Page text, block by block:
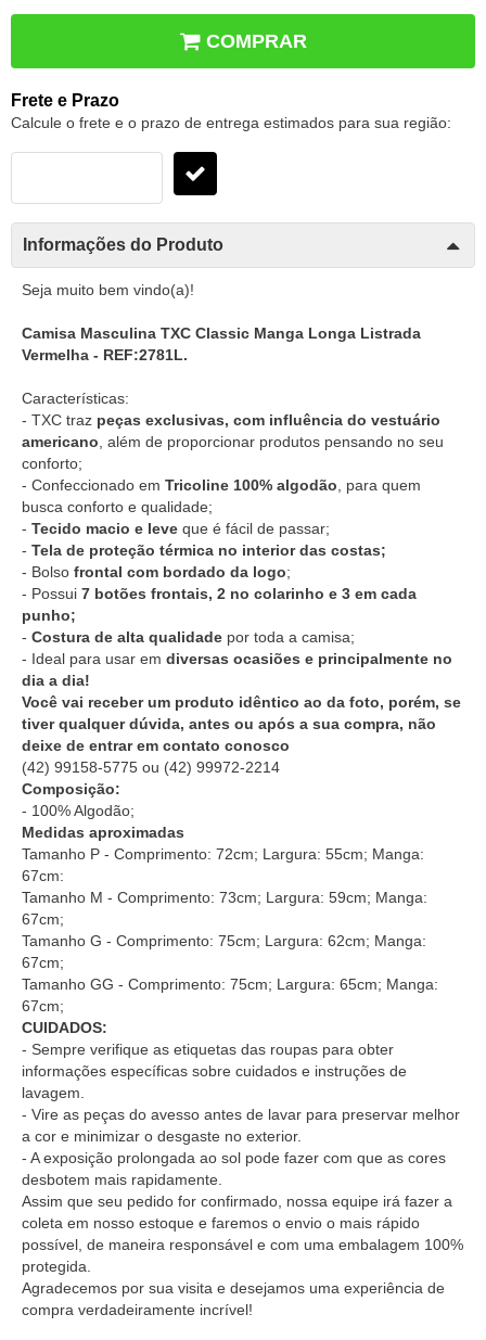
COMPRAR
Frete e Prazo
Calcule o frete e o prazo de entrega estimados para sua região:
Informações do Produto
Seja muito bem vindo(a)!
Camisa Masculina TXC Classic Manga Longa Listrada
Vermelha - REF:2781L.
Características:
- TXC traz peças exclusivas, com influência do vestuário
americano , além de proporcionar produtos pensando no seu
conforto;
- Confeccionado em Tricoline 100% algodão , para quem
busca conforto e qualidade;
- Tecido macio e leve que é fácil de passar;
- Tela de proteção térmica no interior das costas;
- Bolso frontal com bordado da logo;
- Possui 7 botões frontais, 2 no colarinho e 3 em cada
punho;
- Costura de alta qualidade por toda a camisa;
- Ideal para usar em diversas ocasiões e principalmente no
dia a dia!
Você vai receber um produto idêntico ao da foto, porém, se
tiver qualquer dúvida, antes ou após a sua compra, não
deixe de entrar em contato conosco
(42) 99158-5775 ou (42) 99972-2214
Composição:
- 100% Algodão;
Medidas aproximadas
Tamanho P - Comprimento: 72cm; Largura: 55cm; Manga:
67cm:
Tamanho M - Comprimento: 73cm; Largura: 59cm; Manga:
67cm;
Tamanho G - Comprimento: 75cm; Largura: 62cm; Manga:
67cm;
Tamanho GG - Comprimento: 75cm; Largura: 65cm; Manga:
67cm;
CUIDADOS:
- Sempre verifique as etiquetas das roupas para obter
informações específicas sobre cuidados e instruções de
lavagem.
- Vire as peças do avesso antes de lavar para preservar melhor
a cor e minimizar o desgaste no exterior.
- A exposição prolongada ao sol pode fazer com que as cores
desbotem mais rapidamente.
Assim que seu pedido for confirmado, nossa equipe irá fazer a
coleta em nosso estoque e faremos o envio o mais rápido
possível, de maneira responsável e com uma embalagem 100%
protegida.
Agradecemos por sua visita e desejamos uma experiência de
compra verdadeiramente incrível!